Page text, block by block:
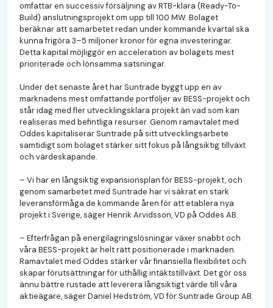
omfattar en successiv försäljning av RTB-klara (Ready-To-
Build) anslutningsprojekt om upp till 100 MW. Bolaget
beräknar att samarbetet redan under kommande kvartal ska
kunna frigöra 3–5 miljoner kronor för egna investeringar.
Detta kapital möjliggör en acceleration av bolagets mest
prioriterade och lönsamma satsningar.
Under det senaste året har Suntrade byggt upp en av
marknadens mest omfattande portföljer av BESS-projekt och
står idag med fler utvecklingsklara projekt än vad som kan
realiseras med befintliga resurser. Genom ramavtalet med
Oddes kapitaliserar Suntrade på sitt utvecklingsarbete
samtidigt som bolaget stärker sitt fokus på långsiktig tillväxt
och värdeskapande.
– Vi har en långsiktig expansionsplan för BESS-projekt, och
genom samarbetet med Suntrade har vi säkrat en stark
leveransförmåga de kommande åren för att etablera nya
projekt i Sverige, säger Henrik Arvidsson, VD på Oddes AB.
– Efterfrågan på energilagringslösningar växer snabbt och
våra BESS-projekt är helt rätt positionerade i marknaden.
Ramavtalet med Oddes stärker vår finansiella flexibilitet och
skapar förutsättningar för uthållig intäktstillväxt. Det gör oss
ännu bättre rustade att leverera långsiktigt värde till våra
aktieägare, säger Daniel Hedström, VD för Suntrade Group AB.